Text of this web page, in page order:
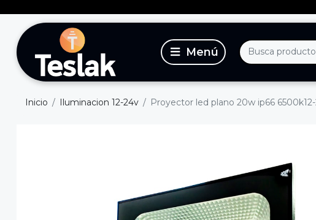
Inicio Iluminacion 12-24v Proyector led plano 20w ip66